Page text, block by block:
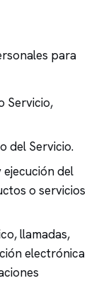
para
Servicio,
del Servicio.
del
o servicios
llamadas,
electrónica